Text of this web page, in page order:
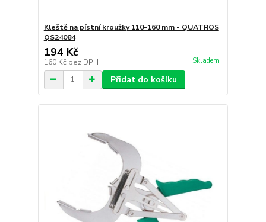
Kleště na pístní kroužky 110-160 mm - QUATROS
QS24084
194 Kč
160 Kč bez DPH Skladem
Přidat do košíku